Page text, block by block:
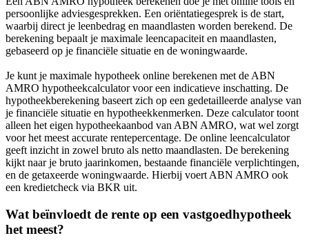
persoonlijke adviesgesprekken. Een oriëntatiegesprek is de start,
waarbij direct je leenbedrag en maandlasten worden berekend. De
berekening bepaalt je maximale leencapaciteit en maandlasten,
gebaseerd op je financiële situatie en de woningwaarde.
Je kunt je maximale hypotheek online berekenen met de ABN
AMRO hypotheekcalculator voor een indicatieve inschatting. De
hypotheekberekening baseert zich op een gedetailleerde analyse van
je financiële situatie en hypotheekkenmerken. Deze calculator toont
alleen het eigen hypotheekaanbod van ABN AMRO, wat wel zorgt
voor het meest accurate rentepercentage. De online leencalculator
geeft inzicht in zowel bruto als netto maandlasten. De berekening
kijkt naar je bruto jaarinkomen, bestaande financiële verplichtingen,
en de getaxeerde woningwaarde. Hierbij voert ABN AMRO ook
een kredietcheck via BKR uit.
Wat beïnvloedt de rente op een vastgoedhypotheek
het meest?